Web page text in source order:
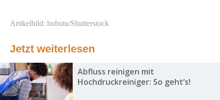
Artikelbild: bubutu/Shutterstock
Jetzt weiterlesen
Abfluss reinigen mit
Hochdruckreiniger: So geht’s!